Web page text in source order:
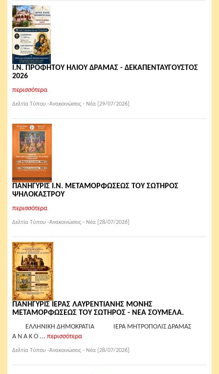
Ι.Ν. ΠΡΟΦΗΤΟΥ ΗΛΙΟΥ ΔΡΑΜΑΣ - ΔΕΚΑΠΕΝΤΑΥΓΟΥΣΤΟΣ
2026
περισσότερα
Δελτία Τύπου -Ἀνακοινώσεις - Νέα [29/07/2026]
ΠΑΝΗΓΥΡΙΣ Ι.Ν. ΜΕΤΑΜΟΡΦΩΣΕΩΣ ΤΟΥ ΣΩΤΗΡΟΣ
ΨΗΛΟΚΑΣΤΡΟΥ
περισσότερα
Δελτία Τύπου -Ἀνακοινώσεις - Νέα [28/07/2026]
ΠΑΝΗΓΥΡΙΣ ΙΕΡΑΣ ΛΑΥΡΕΝΤΙΑΝΗΣ ΜΟΝΗΣ
ΜΕΤΑΜΟΡΦΩΣΕΩΣ ΤΟΥ ΣΩΤΗΡΟΣ - ΝΕΑ ΣΟΥΜΕΛΑ.
ΕΛΛΗΝΙΚΗ ΔΗΜΟΚΡΑΤΙΑ ΙΕΡΑ ΜΗΤΡΟΠΟΛΙΣ ΔΡΑΜΑΣ
Α Ν Α Κ Ο ... περισσότερα
Δελτία Τύπου -Ἀνακοινώσεις - Νέα [28/07/2026]